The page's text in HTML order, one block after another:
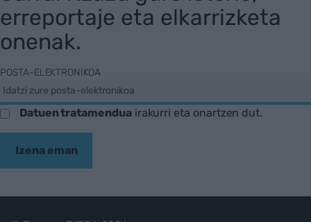
erreportaje eta elkarrizketa
onenak.
POSTA-ELEKTRONIKOA
Datuen tratamenduairakurri eta onartzen dut.
Izena eman